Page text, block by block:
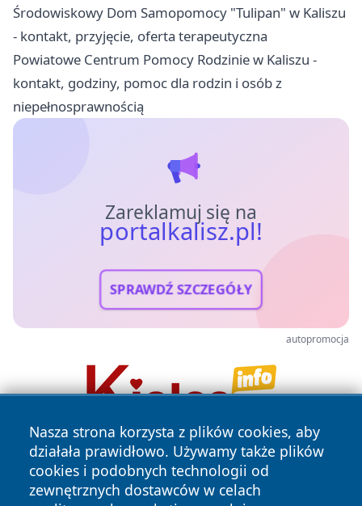
Środowiskowy Dom Samopomocy "Tulipan" w Kaliszu
- kontakt, przyjęcie, oferta terapeutyczna
Powiatowe Centrum Pomocy Rodzinie w Kaliszu -
kontakt, godziny, pomoc dla rodzin i osób z
niepełnosprawnością
Zareklamuj się na
portalkalisz.pl!
SPRAWDŹ SZCZEGÓŁY
autopromocja
Nasza strona korzysta z plików cookies, aby
działała prawidłowo. Używamy także plików
cookies i podobnych technologii od
zewnętrznych dostawców w celach